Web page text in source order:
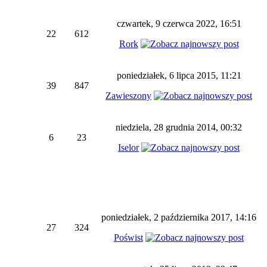
22 612
czwartek, 9 czerwca 2022, 16:51
Rork
39 847
poniedziałek, 6 lipca 2015, 11:21
Zawieszony
6 23
niedziela, 28 grudnia 2014, 00:32
Iselor
27 324
poniedziałek, 2 października 2017, 14:16
Poświst